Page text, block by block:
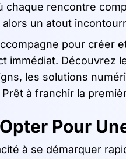
chaque rencontre
un atout
pour créer
immédiat. Découvrez
les solutions
à franchir la
Pour
à se démarquer